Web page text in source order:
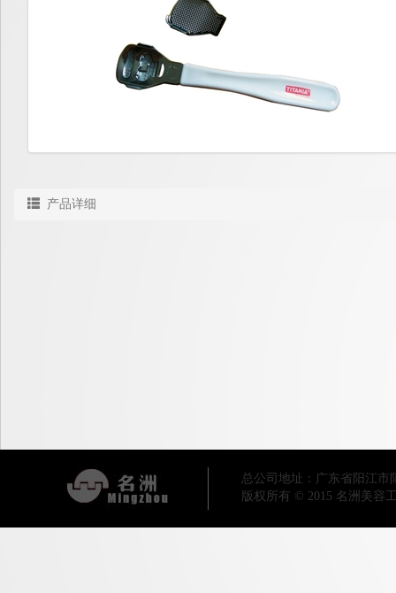
产品详细
总公司地址：广东省阳江市
版权所有 © 2015 名洲美容